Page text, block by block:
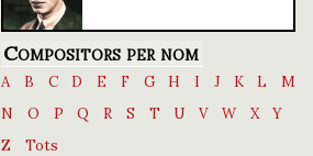
Compositors per nom
A B C D E F G H I J K L
M
N
O P Q R S T U V W X
Y
Z
Tots